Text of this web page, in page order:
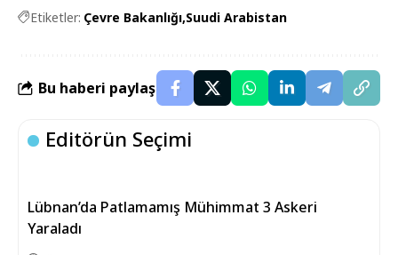
Etiketler: Çevre Bakanlığı Suudi Arabistan
Bu haberi paylaş
Editörün Seçimi
Lübnan’da Patlamamış Mühimmat 3 Askeri
Yaraladı